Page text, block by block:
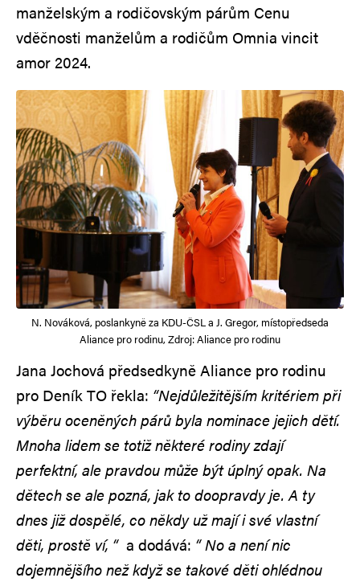
manželským a rodičovským párům Cenu
vděčnosti manželům a rodičům Omnia vincit
amor 2024.
N. Nováková, poslankyně za KDU-ČSL a J. Gregor, místopředseda
Aliance pro rodinu, Zdroj: Aliance pro rodinu
Jana Jochová předsedkyně Aliance pro rodinu
pro Deník TO řekla: “Nejdůležitějším kritériem při
výběru oceněných párů byla nominace jejich dětí.
Mnoha lidem se totiž některé rodiny zdají
perfektní, ale pravdou může být úplný opak. Na
dětech se ale pozná, jak to doopravdy je. A ty
dnes již dospělé, co někdy už mají i své vlastní
děti, prostě ví, “ a dodává: “ No a není nic
dojemnějšího než když se takové děti ohlédnou